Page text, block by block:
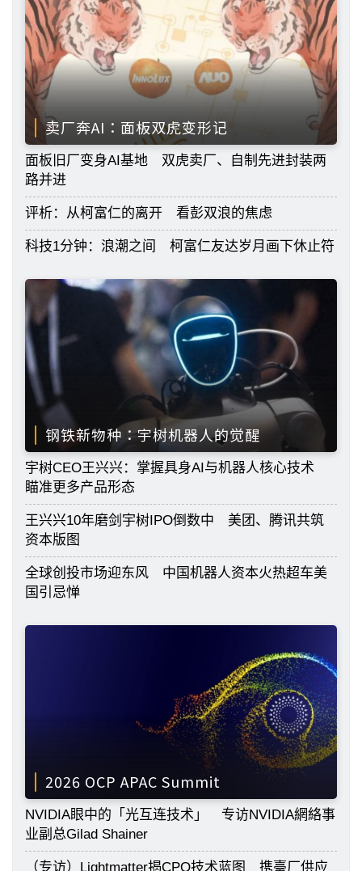
卖厂奔AI：面板双虎变形记
面板旧厂变身AI基地 双虎卖厂、自制先进封装两
路并进
评析：从柯富仁的离开 看彭双浪的焦虑
科技1分钟：浪潮之间 柯富仁友达岁月画下休止符
钢铁新物种：宇树机器人的觉醒
宇树CEO王兴兴：掌握具身AI与机器人核心技术
瞄准更多产品形态
王兴兴10年磨剑宇树IPO倒数中 美团、腾讯共筑
资本版图
全球创投市场迎东风 中国机器人资本火热超车美
国引忌惮
2026 OCP APAC Summit
NVIDIA眼中的「光互连技术」 专访NVIDIA網絡事
业副总Gilad Shainer
（专访）Lightmatter揭CPO技术蓝图 携臺厂供应